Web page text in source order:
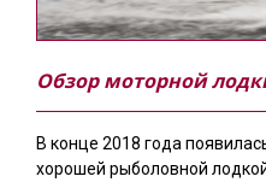
Обзор моторной
В конце 2018 года
хорошей рыболовной